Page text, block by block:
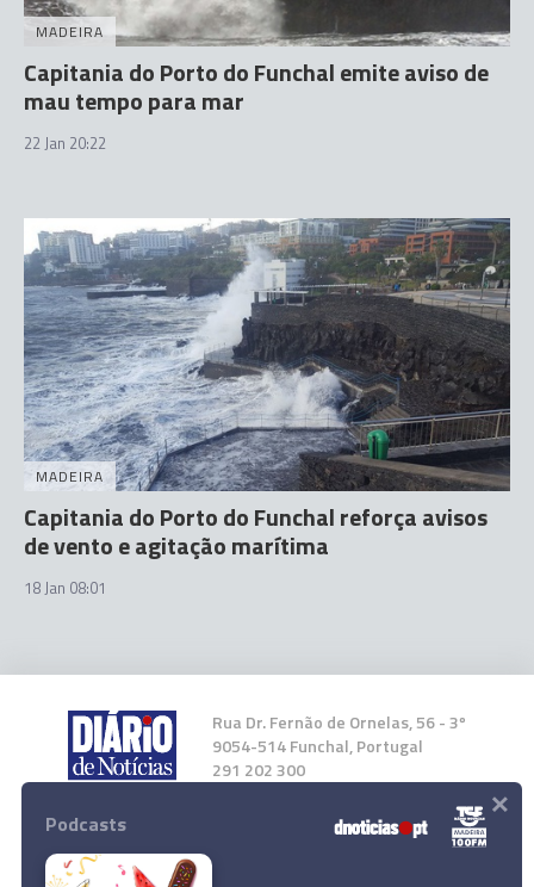
MADEIRA
Capitania do Porto do Funchal emite aviso de
mau tempo para mar
22 Jan 20:22
MADEIRA
Capitania do Porto do Funchal reforça avisos
de vento e agitação marítima
18 Jan 08:01
Rua Dr. Fernão de Ornelas, 56 - 3º
9054-514 Funchal, Portugal
291 202 300
Instale a nossa App
Podcasts ×